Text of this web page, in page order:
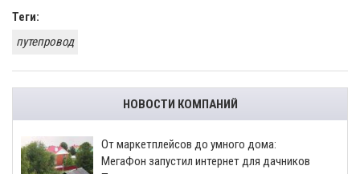
Теги:
путепровод
НОВОСТИ КОМПАНИЙ
От маркетплейсов до умного дома:
МегаФон запустил интернет для дачников